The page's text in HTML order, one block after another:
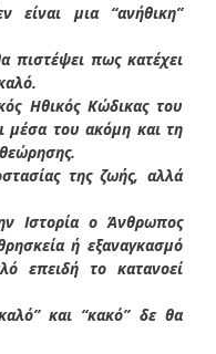
είναι μια “ανήθικη”
πιστέψει πως κατέχει
Ηθικός Κώδικας του
μέσα του ακόμη και τη
της ζωής, αλλά
Ιστορία ο Άνθρωπος
ή εξαναγκασμό
επειδή το κατανοεί
και “κακό” δε θα